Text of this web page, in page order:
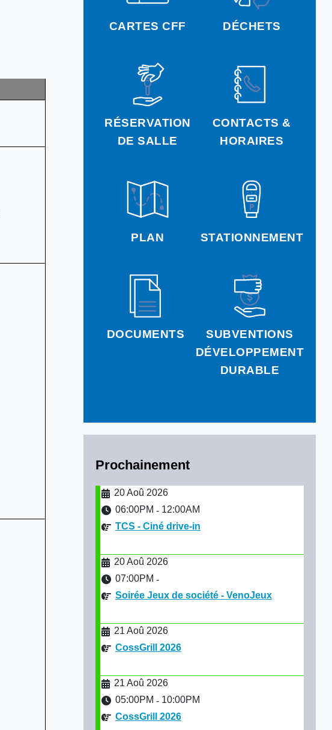
CARTES CFF DÉCHETS
RÉSERVATION
DE SALLE
CONTACTS &
HORAIRES
PLAN STATIONNEMENT
DOCUMENTS
SUBVENTIONS
DÉVELOPPEMENT
DURABLE
Prochainement
20 Aoû 2026
06:00PM - 12:00AM
TCS - Ciné drive-in
20 Aoû 2026
07:00PM -
Soirée Jeux de société - VenoJeux
21 Aoû 2026
CossGrill 2026
21 Aoû 2026
05:00PM - 10:00PM
CossGrill 2026